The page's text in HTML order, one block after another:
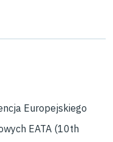
Europejskiego
EATA (10th